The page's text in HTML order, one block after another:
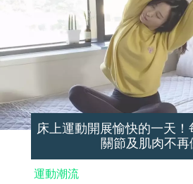
床上運動開展愉快的一天
關節及肌肉不再
運動潮流